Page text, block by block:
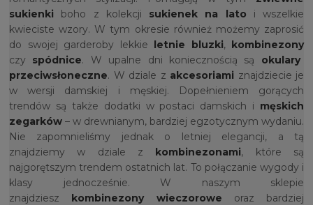
sukienki boho z kolekcji sukienek na lato i wszelkie
kwieciste wzory. W tym okresie również możemy zaprosić
do swojej garderoby lekkie letnie bluzki, kombinezony
czy spódnice. W upalne dni koniecznością są okulary
przeciwsłoneczne. W dziale z akcesoriami znajdziecie je
w wersji damskiej i męskiej. Dopełnieniem gorących
trendów są także dodatki w postaci damskich i męskich
zegarków – w drewnianym, bardziej egzotycznym wydaniu.
Nie zapomnieliśmy jednak o letniej elegancji, a tą
znajdziemy w dziale z kombinezonami, które są
najgorętszym trendem ostatnich lat. To połączanie wygody i
klasy jednocześnie. W naszym sklepie
znajdziesz kombinezony wieczorowe oraz bardziej